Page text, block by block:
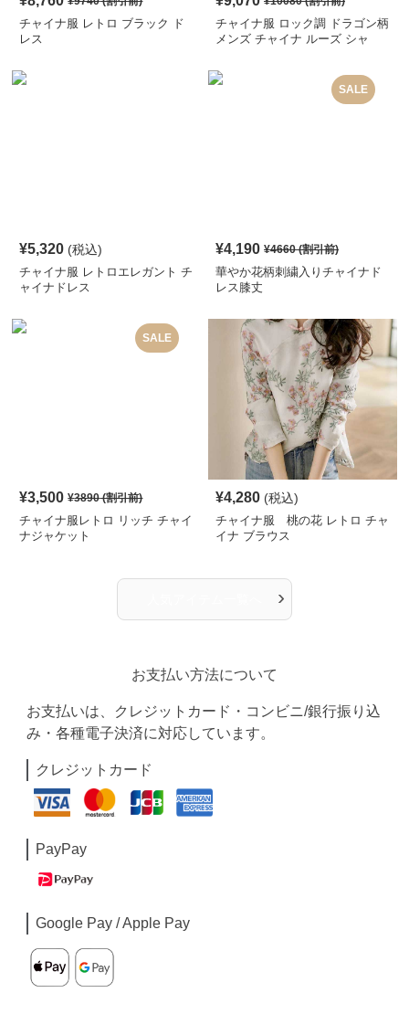
チャイナ服 レトロ ブラック ド
レス
チャイナ服 ロック調 ドラゴン柄
メンズ チャイナ ルーズ シャ
¥5,320 (税込)
チャイナ服 レトロエレガント チ
ャイナドレス
SALE
¥4,190 ¥4660(割引前)
華やか花柄刺繍入りチャイナド
レス膝丈
SALE
¥3,500 ¥3890(割引前)
チャイナ服レトロ リッチ チャイ
ナジャケット
¥4,280 (税込)
チャイナ服 桃の花 レトロ チャ
イナ ブラウス
›
お支払い方法について
お支払いは、クレジットカード・コンビニ/銀行振り込
み・各種電子決済に対応しています。
クレジットカード
PayPay
Google Pay / Apple Pay